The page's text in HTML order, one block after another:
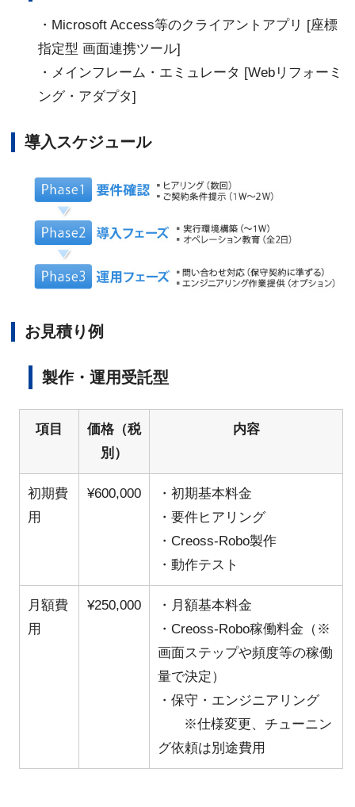
・Microsoft Access等のクライアントアプリ [座標
指定型 画面連携ツール]
・メインフレーム・エミュレータ [Webリフォーミ
ング・アダプタ]
導入スケジュール
お見積り例
製作・運用受託型
項目
価格（税
別）
内容
初期費
用
¥600,000
・初期基本料金
・要件ヒアリング
・Creoss-Robo製作
・動作テスト
月額費
用
¥250,000
・月額基本料金
・Creoss-Robo稼働料金（※
画面ステップや頻度等の稼働
量で決定）
・保守・エンジニアリング
※仕様変更、チューニン
グ依頼は別途費用